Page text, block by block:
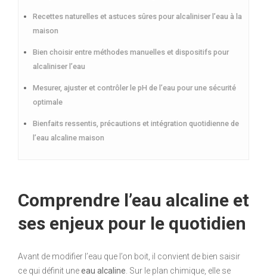
Recettes naturelles et astuces sûres pour alcaliniser l’eau à la
maison
Bien choisir entre méthodes manuelles et dispositifs pour
alcaliniser l’eau
Mesurer, ajuster et contrôler le pH de l’eau pour une sécurité
optimale
Bienfaits ressentis, précautions et intégration quotidienne de
l’eau alcaline maison
Comprendre l’eau alcaline et
ses enjeux pour le quotidien
Avant de modifier l’eau que l’on boit, il convient de bien saisir
ce qui définit uneeau alcaline . Sur le plan chimique, elle se